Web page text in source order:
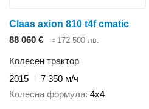
Claas axion 810 t4f cmatic
88 060 €
≈ 172 500 лв.
Колесен трактор
2015
7 350 м/ч
Колесна формула 4x4